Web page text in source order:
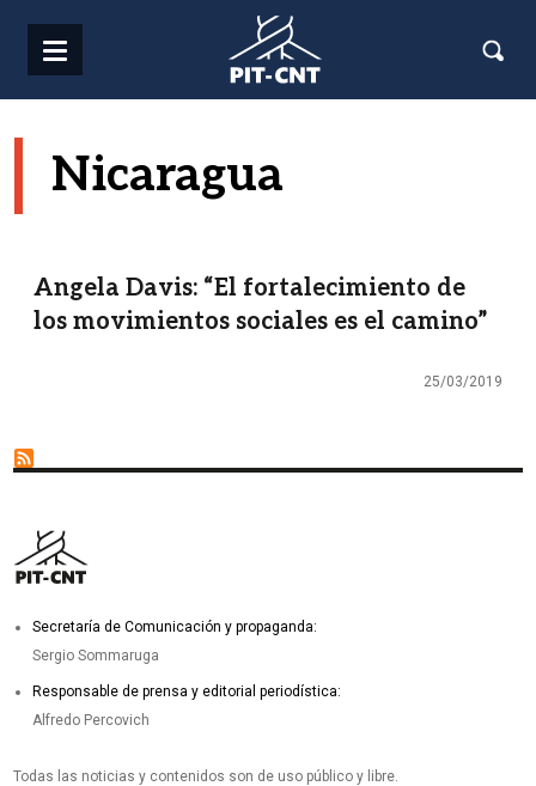
Nicaragua
Angela Davis: “El fortalecimiento de
los movimientos sociales es el camino”
25/03/2019
Secretaría de Comunicación y propaganda:
Sergio Sommaruga
Responsable de prensa y editorial periodística:
Alfredo Percovich
Todas las noticias y contenidos son de uso público y libre.